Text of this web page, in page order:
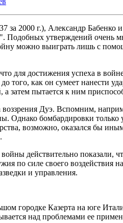
2000 г.), Александр
Подобных утверждений очень
можно выиграть лишь с
для достижения успеха в
того, как он сумеет нанести
а затем пытается к ним
воззрения Дуэ. Вспомним,
Однако бомбардировки
возможно, оказался бы
действительно показали,
по силе своего воздействия
и управления.
городке Казерта на юге
над проблемами ее